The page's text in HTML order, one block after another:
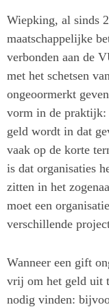
Wiepking, al sinds
maatschappelijke
verbonden aan de
met het schetsen
ongeoormerkt
vorm in de praktijk:
geld wordt in dat
vaak op de korte
is dat organisaties
zitten in het
moet een
verschillende
Wanneer een gift
vrij om het geld uit
nodig vinden: